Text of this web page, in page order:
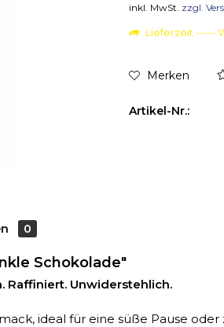
inkl. MwSt. zzgl.
Lieferzeit -----
Merken
Artikel-Nr.:
0
Schokolade"
Raffiniert. Unwiderstehlich.
ideal für eine süße Pause